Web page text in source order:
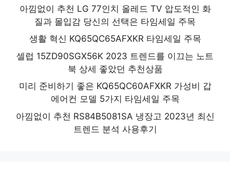
아낌없이 추천 LG 77인치 올레드 TV 압도적인 화
질과 몰입감 당신의 선택은 타임세일 주목
생활 혁신 KQ65QC65AFXKR 타임세일 주목
셀럽 15ZD90SGX56K 2023 트렌드를 이끄는 노트
북 상세 좋았던 추천상품
미리 준비하기 좋은 KQ65QC60AFXKR 가성비 갑
에어컨 모델 5가지 타임세일 주목
아낌없이 추천 RS84B5081SA 냉장고 2023년 최신
트렌드 분석 사용후기